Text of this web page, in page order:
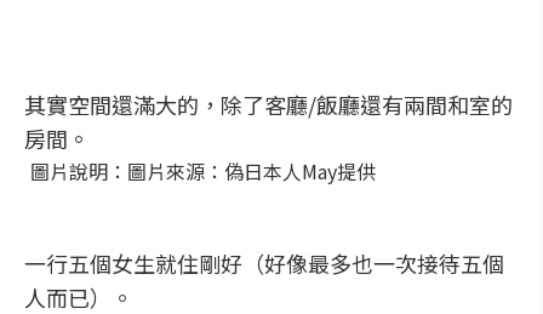
其實空間還滿大的，除了客廳/飯廳還有兩間和室的
房間。
圖片說明：圖片來源：偽日本人May提供
一行五個女生就住剛好（好像最多也一次接待五個
人而已）。